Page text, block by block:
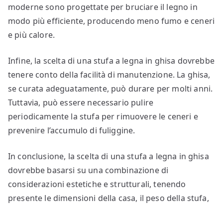
moderne sono progettate per bruciare il legno in
modo più efficiente, producendo meno fumo e ceneri
e più calore.
Infine, la scelta di una stufa a legna in ghisa dovrebbe
tenere conto della facilità di manutenzione. La ghisa,
se curata adeguatamente, può durare per molti anni.
Tuttavia, può essere necessario pulire
periodicamente la stufa per rimuovere le ceneri e
prevenire l’accumulo di fuliggine.
In conclusione, la scelta di una stufa a legna in ghisa
dovrebbe basarsi su una combinazione di
considerazioni estetiche e strutturali, tenendo
presente le dimensioni della casa, il peso della stufa,